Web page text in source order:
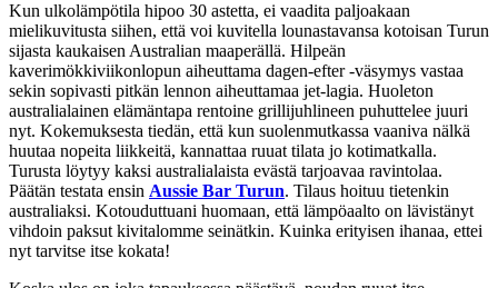
Kun ulkolämpötila hipoo 30 astetta, ei vaadita paljoakaan
mielikuvitusta siihen, että voi kuvitella lounastavansa kotoisan Turun
sijasta kaukaisen Australian maaperällä. Hilpeän
kaverimökkiviikonlopun aiheuttama dagen-efter -väsymys vastaa
sekin sopivasti pitkän lennon aiheuttamaa jet-lagia. Huoleton
australialainen elämäntapa rentoine grillijuhlineen puhuttelee juuri
nyt. Kokemuksesta tiedän, että kun suolenmutkassa vaaniva nälkä
huutaa nopeita liikkeitä, kannattaa ruuat tilata jo kotimatkalla.
Turusta löytyy kaksi australialaista evästä tarjoavaa ravintolaa.
Päätän testata ensin Aussie Bar Turun. Tilaus hoituu tietenkin
australiaksi. Kotouduttuani huomaan, että lämpöaalto on lävistänyt
vihdoin paksut kivitalomme seinätkin. Kuinka erityisen ihanaa, ettei
nyt tarvitse itse kokata!